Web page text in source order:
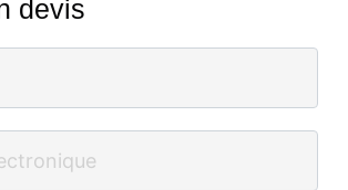
devis